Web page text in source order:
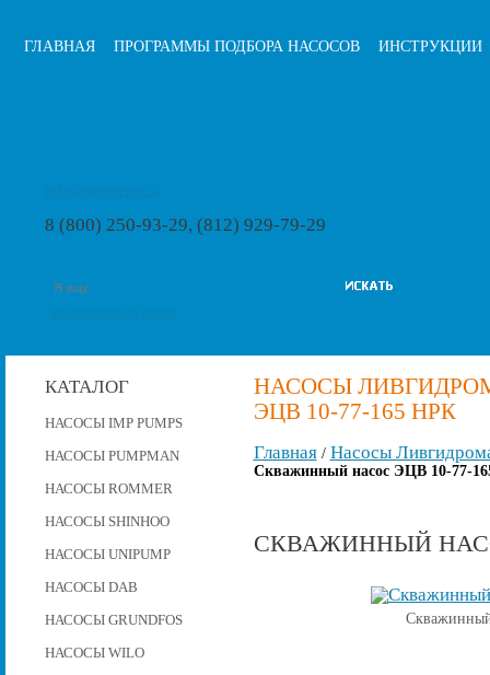
ГЛАВНАЯ ПРОГРАММЫ ПОДБОРА НАСОСОВ ИНСТРУКЦИИ
8 (800) 250-93-29, (812) 929-79-29
КАТАЛОГ
НАСОСЫ IMP PUMPS
НАСОСЫ PUMPMAN
НАСОСЫ ROMMER
НАСОСЫ SHINHOO
НАСОСЫ UNIPUMP
НАСОСЫ DAB
НАСОСЫ GRUNDFOS
НАСОСЫ WILO
НАСОСЫ
ЭЦВ 10-77-165 НРК
Главная/ Насосы
Скважинный насос ЭЦВ 10-77-
СКВАЖИННЫЙ